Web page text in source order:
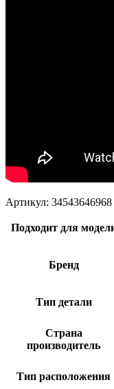
Артикул: 34543646968
Подходит для
Бренд
Тип детали
Страна
производитель
Тип расположения